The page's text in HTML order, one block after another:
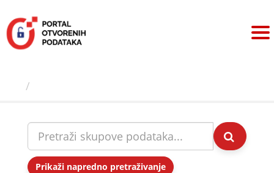
sadržaj
Prikaži napredno pretraživanje